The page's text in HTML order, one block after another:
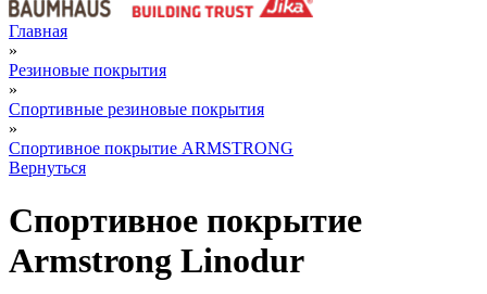
Главная
»
Резиновые покрытия
»
Спортивные резиновые покрытия
»
Спортивное покрытие ARMSTRONG
Вернуться
Спортивное покрытие
Armstrong Linodur